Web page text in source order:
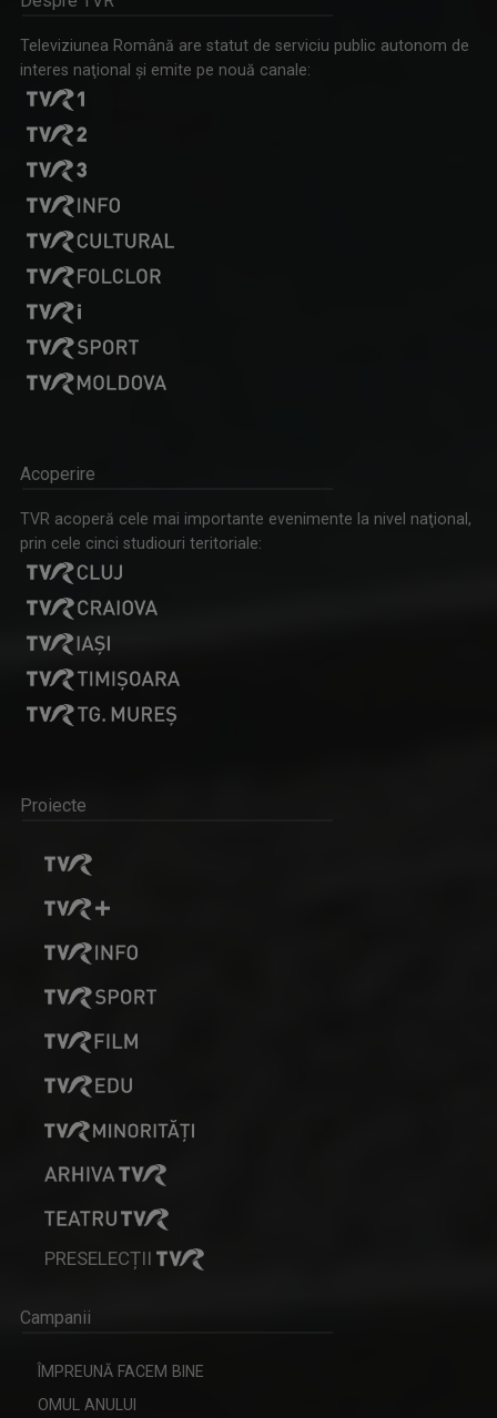
Televiziunea Română are statut de serviciu public autonom de
interes naţional şi emite pe nouă canale:
TVR acoperă cele mai importante evenimente la nivel naţional,
prin cele cinci studiouri teritoriale:
ÎMPREUNĂ FACEM BINE